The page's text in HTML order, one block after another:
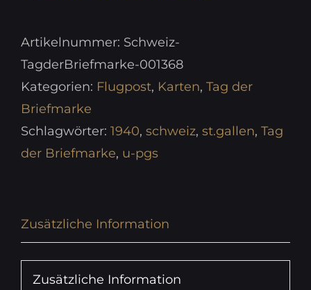
Artikelnummer: Schweiz-
TagderBriefmarke-001368
Kategorien: Flugpost, Karten, Tag der
Briefmarke
Schlagwörter: 1940, schweiz, st.gallen, Tag
der Briefmarke, u-pgs
Zusätzliche Information
Zusätzliche Information